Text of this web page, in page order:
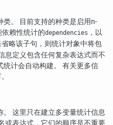
。 目前支持的种类是启用n-
依赖性统计的dependencies ，以
省略该子句，则统计对象中将包
息定义包含任何复杂表达式而不
计会自动构建。 有关更多信
。
这里只在建立多变量统计信息
或表达式，它们的顺序是不重要